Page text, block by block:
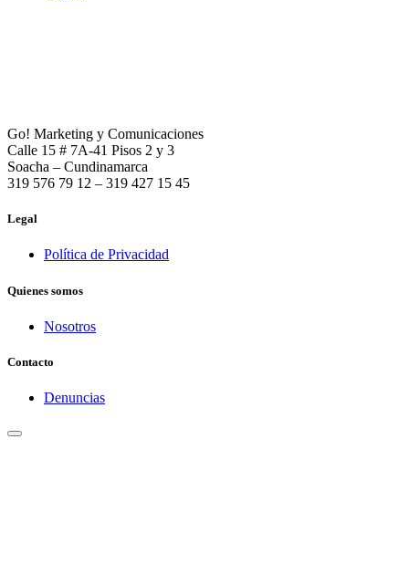
Go! Marketing y Comunicaciones
Calle 15 # 7A-41 Pisos 2 y 3
Soacha – Cundinamarca
319 576 79 12 – 319 427 15 45
Legal
Política de Privacidad
Quienes somos
Nosotros
Contacto
Denuncias